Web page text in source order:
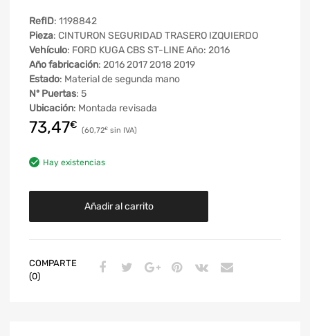
RefID: 1198842
Pieza: CINTURON SEGURIDAD TRASERO IZQUIERDO
Vehículo: FORD KUGA CBS ST-LINE Año: 2016
Año fabricación: 2016 2017 2018 2019
Estado: Material de segunda mano
Nº Puertas: 5
Ubicación: Montada revisada
73,47€ 60,72€
Hay existencias
Añadir al carrito
COMPARTE
(0)